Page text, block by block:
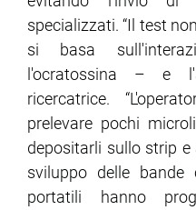
specializzati. “Il test
si basa
l'ocratossina – e
ricercatrice.
prelevare pochi
depositarli sullo strip
sviluppo delle bande
portatili hanno